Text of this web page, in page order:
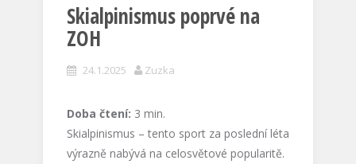
Skialpinismus poprvé na
ZOH
24.1.2025 Zuzka
Doba čtení: 3 min.
Skialpinismus – tento sport za poslední léta
výrazně nabývá na celosvětové popularitě.